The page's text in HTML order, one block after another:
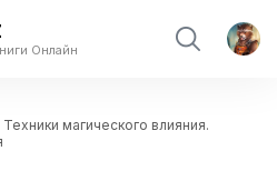
Онлайн
магического влияния.